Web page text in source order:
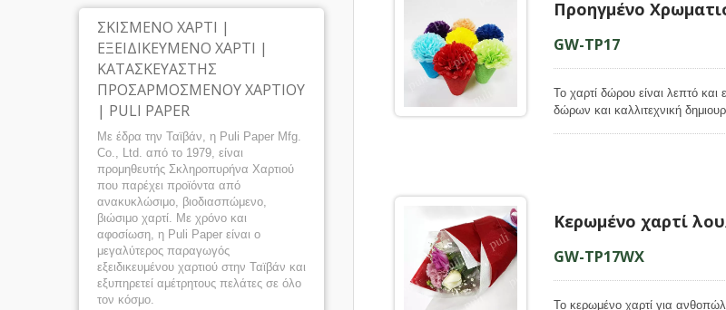
ΣΚΙΣΜΈΝΟ ΧΑΡΤΊ |
ΕΞΕΙΔΙΚΕΥΜΈΝΟ ΧΑΡΤΊ |
ΚΑΤΑΣΚΕΥΑΣΤΉΣ
ΠΡΟΣΑΡΜΟΣΜΈΝΟΥ ΧΑΡΤΙΟΎ
| PULI PAPER
Με έδρα την Ταϊβάν, η Puli Paper Mfg.
Co., Ltd. από το 1979, είναι
προμηθευτής Σκληροπυρήνα Χαρτιού
που παρέχει προϊόντα από
ανακυκλώσιμο, βιοδιασπώμενο,
βιώσιμο χαρτί. Με χρόνο και
αφοσίωση, η Puli Paper είναι ο
μεγαλύτερος παραγωγός
εξειδικευμένου χαρτιού στην Ταϊβάν και
εξυπηρετεί αμέτρητους πελάτες σε όλο
τον κόσμο.
Προηγμένο
GW-TP17
Το χαρτί δώρου είναι λεπτό
δώρων και καλλιτεχνική
Κερωμένο χαρτί
GW-TP17WX
Το κερωμένο χαρτί για